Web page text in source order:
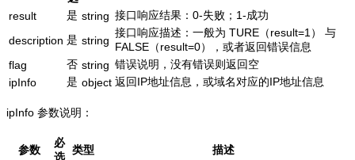
result
是 string 接口响应结果：0-失败；1-成功
description 是 string
接口响应描述：一般为 TURE（result=1） 与
FALSE（result=0），或者返回错误信息
flag
否 string 错误说明，没有错误则返回空
ipInfo
是 object 返回IP地址信息，或域名对应的IP地址信息
ipInfo 参数说明：
参数
必
选
类型 描述